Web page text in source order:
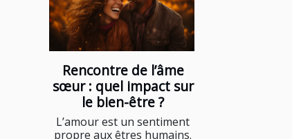
Rencontre de l’âme
sœur : quel impact sur
le bien-être ?
L’amour est un sentiment
propre aux êtres humains.